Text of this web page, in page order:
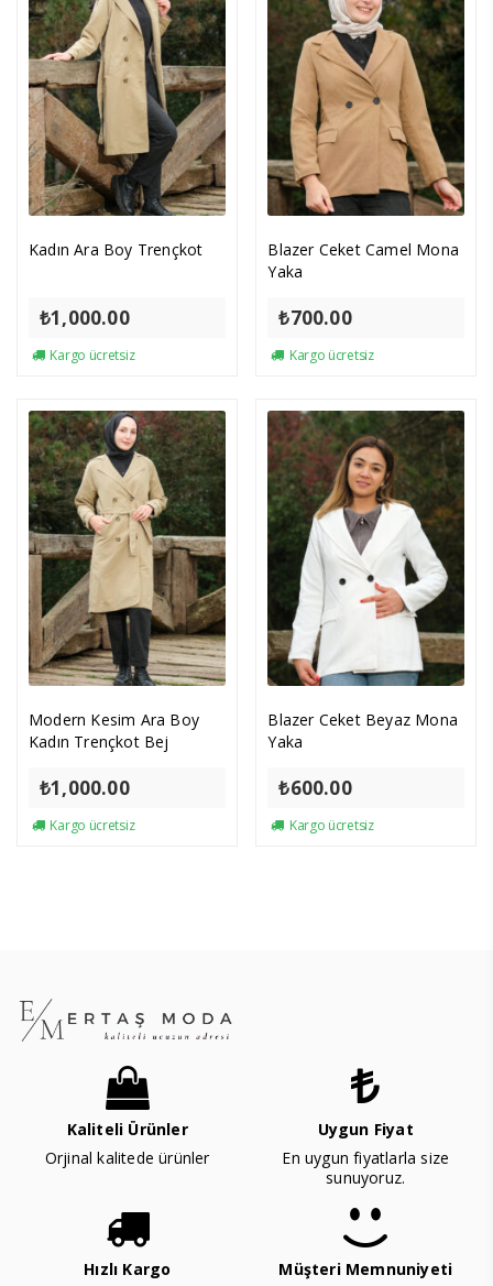
Kadın Ara Boy Trençkot
₺1,000.00
Kargo ücretsiz
Blazer Ceket Camel Mona
Yaka
₺700.00
Kargo ücretsiz
Modern Kesim Ara Boy
Kadın Trençkot Bej
₺1,000.00
Kargo ücretsiz
Blazer Ceket Beyaz Mona
Yaka
₺600.00
Kargo ücretsiz
Kaliteli Ürünler
Orjinal kalitede ürünler
Uygun Fiyat
En uygun fiyatlarla size
sunuyoruz.
Hızlı Kargo
Müşteri Memnuniyeti